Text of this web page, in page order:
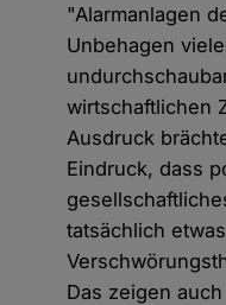
"Alarmanlagen
Unbehagen
wirtschaftlichen
Ausdruck
Eindruck, dass
tatsächlich
Das zeigen